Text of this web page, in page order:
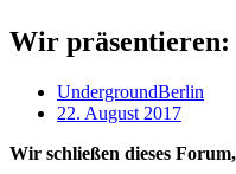
Wir präsentieren:
UndergroundBerlin
22. August 2017
Wir schließen dieses